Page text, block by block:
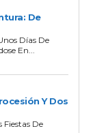
De
Días De
En...
Y Dos
Fiestas De